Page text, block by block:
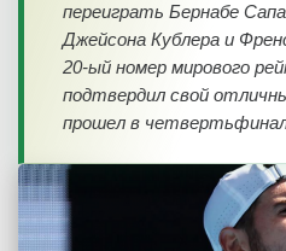
переиграть Бернабе
Джейсона Кублера и
20-ый номер мирового
подтвердил свой
прошел в